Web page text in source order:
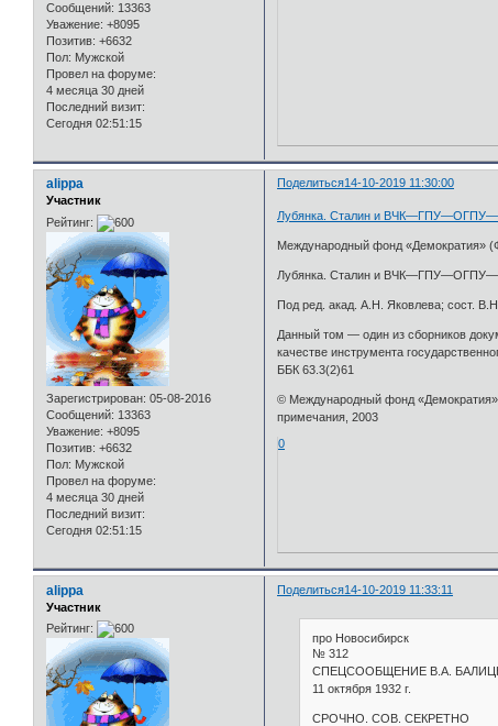
Сообщений: 13363
Уважение: +8095
Позитив: +6632
Пол: Мужской
Провел на форуме:
4 месяца 30 дней
Последний визит:
Сегодня 02:51:15
Поделиться14-10-2019 11:30:00
alippa
Участник
Рейтинг:
Зарегистрирован: 05-08-2016
Сообщений: 13363
Уважение: +8095
Позитив: +6632
Пол: Мужской
Провел на форуме:
4 месяца 30 дней
Последний визит:
Сегодня 02:51:15
Лубянка. Сталин и
Международный фонд «Демократия»
Лубянка. Сталин и
Под ред. акад. А.Н. Яковлева; сост.
Данный том — один из сборников
качестве инструмента
ББК 63.3(2)61
© Международный фонд
примечания, 2003
0
Поделиться14-10-2019 11:33:11
alippa
Участник
Рейтинг:
про Новосибирск
№ 312
СПЕЦСООБЩЕНИЕ В.А.
11 октября 1932 г.
СРОЧНО. СОВ. СЕКРЕТНО